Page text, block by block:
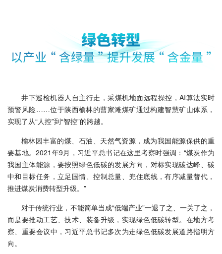
井下巡检机器人自主行走，采煤机地面远程操控，AI算法实时
预警风险……位于陕西榆林的曹家滩煤矿通过构建智慧矿山体系，
实现了从“人控”到“智控”的跨越。
榆林因丰富的煤、石油、天然气资源，成为我国能源保供的重
要基地。2021年9月，习近平总书记在这里考察时强调：“煤炭作为
我国主体能源，要按照绿色低碳的发展方向，对标实现碳达峰、碳
中和目标任务，立足国情、控制总量、兜住底线，有序减量替代，
推进煤炭消费转型升级。”
对于传统行业，不能简单当成“低端产业”一退了之、一关了之，
而是要推动工艺、技术、装备升级，实现绿色低碳转型。在地方考
察、重要会议中，习近平总书记多次为走绿色低碳发展道路指明方
向。